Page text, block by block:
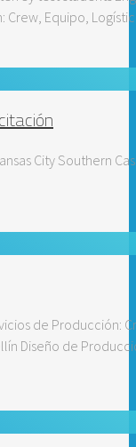
Equipo,
City Southern
de Producción:
Diseño de